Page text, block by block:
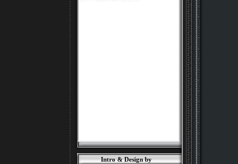
Intro & Design by